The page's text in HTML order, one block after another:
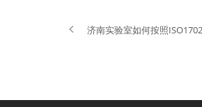
济南实验室如何按照